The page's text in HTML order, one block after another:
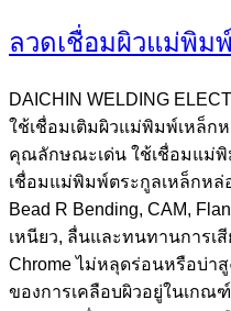
ลวดเชื่อมผิวแม่พิม
DAICHIN WELDING
ใช้เชื่อมเติมผิวแม่พิมพ์เหล็ก
คุณลักษณะเด่น ใช้เชื่อมแม่พิ
เชื่อมแม่พิมพ์ตระกูลเหล็กหล่
Bead R Bending, CAM,
เหนียว, ลื่นและทนทานการเ
Chrome ไม่หลุดร่อนหรือบ่า
ของการเคลือบผิวอยู่ในเกณ